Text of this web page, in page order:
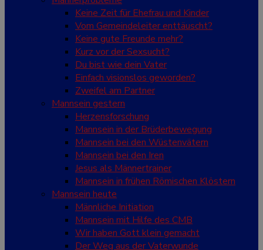
Keine Zeit für Ehefrau und Kinder
Vom Gemeindeleiter enttäuscht?
Keine gute Freunde mehr?
Kurz vor der Sexsucht?
Du bist wie dein Vater
Einfach visionslos geworden?
Zweifel am Partner
Mannsein gestern
Herzensforschung
Mannsein in der Brüderbewegung
Mannsein bei den Wüstenvätern
Mannsein bei den Iren
Jesus als Männertrainer
Mannsein in frühen Römischen Klöstern
Mannsein heute
Männliche Initiation
Mannsein mit Hilfe des CMB
Wir haben Gott klein gemacht
Der Weg aus der Vaterwunde